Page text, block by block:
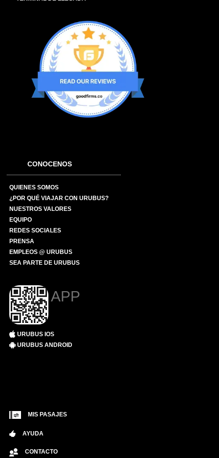
CONOCENOS
QUIENES SOMOS
¿POR QUÉ VIAJAR CON URUBUS?
NUESTROS VALORES
EQUIPO
REDES SOCIALES
PRENSA
EMPLEOS @ URUBUS
SEA PARTE DE URUBUS
APP
URUBUS IOS
URUBUS ANDROID
MIS PASAJES
AYUDA
CONTACTO